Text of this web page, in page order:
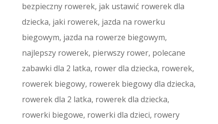
bezpieczny rowerek, jak ustawić rowerek dla
dziecka, jaki rowerek, jazda na rowerku
biegowym, jazda na rowerze biegowym,
najlepszy rowerek, pierwszy rower, polecane
zabawki dla 2 latka, rower dla dziecka, rowerek,
rowerek biegowy, rowerek biegowy dla dziecka,
rowerek dla 2 latka, rowerek dla dziecka,
rowerki biegowe, rowerki dla dzieci, rowery